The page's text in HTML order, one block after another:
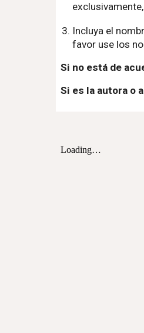
Incluya el
favor use los
Si no está de
Si es la autora o